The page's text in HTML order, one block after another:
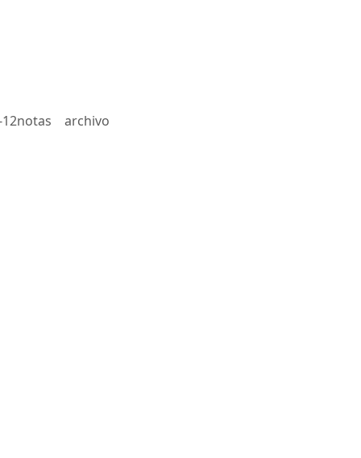
12notas archivo